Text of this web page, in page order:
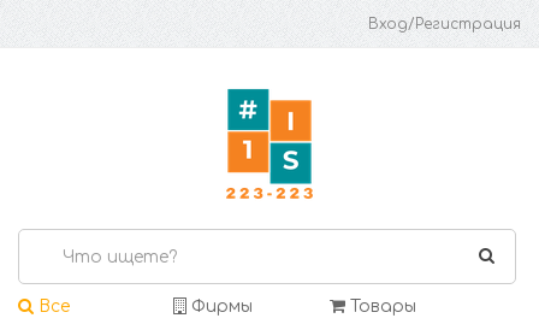
Вход/Регистрация
Все Фирмы
Товары